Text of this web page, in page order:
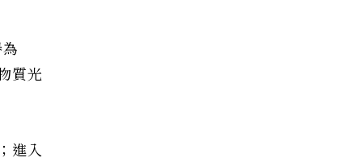
質光
進入